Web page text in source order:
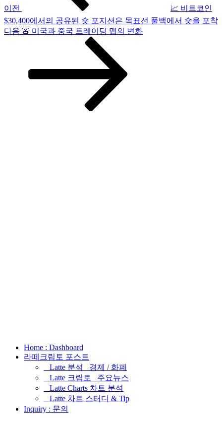
이
션
이전
📈 비트코인
$30,400에서의 공유된 숏 포지션은 목표선 풀백에서 숏을 포착
다
다음 🚨 미국과 중국 트레이딩 맵의 변화
Home : Dashboard
라떼크립토 포스트
_ Latte 분석 _경제 / 화폐
_ Latte 크립토 _주요뉴스
_ Latte Charts 차트 분석
_ Latte 차트 스터디 & Tip
Inquiry : 문의